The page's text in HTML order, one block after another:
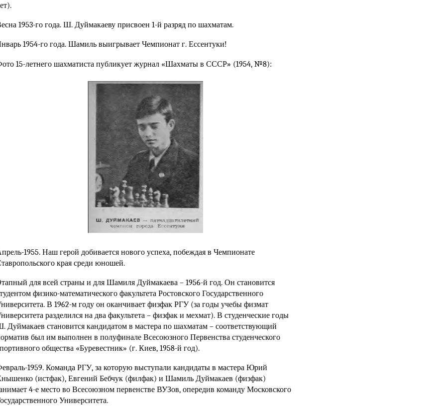
1953-го года. Ш. Дуймакаеву присвоен 1-й разряд по шахматам.
1954-го года. Шамиль выигрывает Чемпионат г. Ессентуки!
15-летнего шахматиста публикует журнал «Шахматы в СССР» (1954, №8):
1955. Наш герой добивается нового успеха, побеждая в Чемпионате
края среди юношей.
для всей страны и для Шамиля Дуймакаева – 1956-й год. Он становится
физико-математического факультета Ростовского Государственного
В 1962-м году он оканчивает физфак РГУ (за годы учебы физмат
разделился на два факультета – физфак и мехмат). В студенческие годы
Дуймакаев становится кандидатом в мастера по шахматам – соответствующий
был им выполнен в полуфинале Всесоюзного Первенства студенческого
общества «Буревестник» (г. Киев, 1958-й год).
1959. Команда РГУ, за которую выступали кандидаты в мастера Юрий
(истфак), Евгений Бебчук (филфак) и Шамиль Дуймакаев (физфак)
4-е место во Всесоюзном первенстве ВУЗов, опередив команду Московского
Университета.